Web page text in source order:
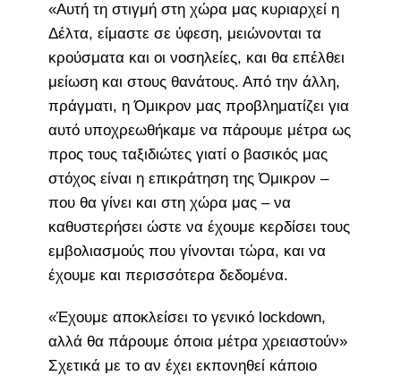
«Αυτή τη στιγμή στη χώρα μας κυριαρχεί η
Δέλτα, είμαστε σε ύφεση, μειώνονται τα
κρούσματα και οι νοσηλείες, και θα επέλθει
μείωση και στους θανάτους. Από την άλλη,
πράγματι, η Όμικρον μας προβληματίζει για
αυτό υποχρεωθήκαμε να πάρουμε μέτρα ως
προς τους ταξιδιώτες γιατί ο βασικός μας
στόχος είναι η επικράτηση της Όμικρον –
που θα γίνει και στη χώρα μας – να
καθυστερήσει ώστε να έχουμε κερδίσει τους
εμβολιασμούς που γίνονται τώρα, και να
έχουμε και περισσότερα δεδομένα.
«Έχουμε αποκλείσει το γενικό lockdown,
αλλά θα πάρουμε όποια μέτρα χρειαστούν»
Σχετικά με το αν έχει εκπονηθεί κάποιο